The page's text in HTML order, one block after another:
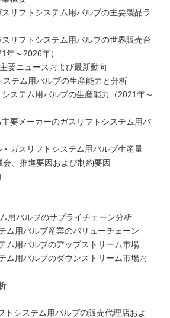
リフトシステム用バルブの主要製品ラ
リフトシステム用バルブの世界販売台
年～2026年）
要ニュースおよび最新動向
テム用バルブの生産能力と分析
ステム用バルブの生産能力（2021年～
要メーカーのガスリフトシステム用バ
ガスリフトシステム用バルブ生産量
、推進要因および制約要因
用バルブのサプライチェーン分析
ム用バルブ産業のバリューチェーン
ム用バルブのアップストリーム市場
ム用バルブのダウンストリーム市場お
トシステム用バルブの販売代理店およ